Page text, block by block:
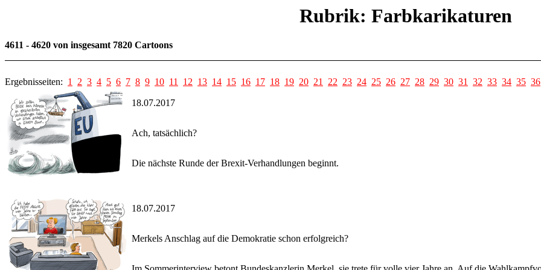
Rubrik: Farbkarikaturen
4611 - 4620 von insgesamt 7820 Cartoons
Ergebnisseiten: 1 2 3 4 5 6 7 8 9 10 11 12 13 14 15 16 17 18 19 20 21 22 23 24 25 26 27 28 29 30 31 32 33 34 35 36
18.07.2017
Ach, tatsächlich?
Die nächste Runde der Brexit-Verhandlungen beginnt.
18.07.2017
Merkels Anschlag auf die Demokratie schon erfolgreich?